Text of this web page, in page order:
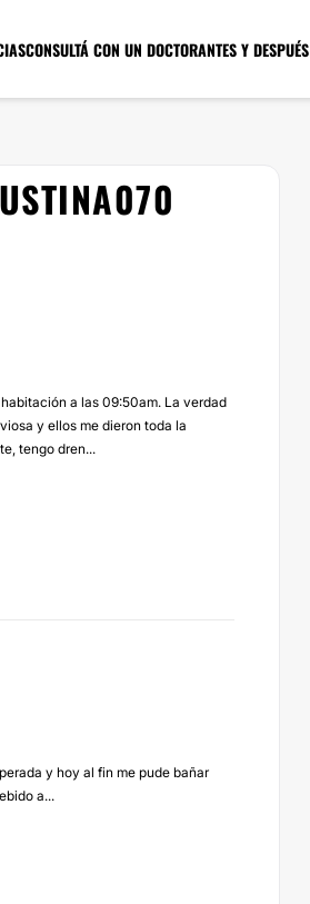
CONSULTÁ CON UN DOCTORANTES Y DESPUÉS
a las 09:50am. La verdad
y ellos me dieron toda la
tengo dren...
y hoy al fin me pude bañar
a...